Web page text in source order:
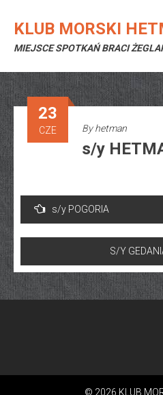
KLUB MORSKI
MIEJSCE SPOTKAŃ BRACI
23
CZE Byhetman
s/y
Nawigacja
wpisu
s/y POGORIA
S/Y
© 2026 KLUB